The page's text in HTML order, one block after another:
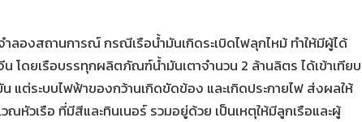
ลองสถานการณ์ กรณีเรือน้ำมันเกิดระเบิดไฟลุกไหม้ ทำให้มีผู้ได้
น โดยเรือบรรทุกผลิตภัณฑ์น้ำมันเตาจำนวน 2 ล้านลิตร ได้เข้าเทียบ
แต่ระบบไฟฟ้าของกว้านเกิดขัดข้อง และเกิดประกายไฟ ส่งผลให้
ณหัวเรือ ที่มีสีและทินเนอร์ รวมอยู่ด้วย เป็นเหตุให้มีลูกเรือและผู้